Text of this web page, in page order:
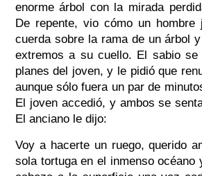
enorme árbol con la mirada
De repente, vio cómo un hombre
cuerda sobre la rama de un árbol
extremos a su cuello. El sabio se
planes del joven, y le pidió que
aunque sólo fuera un par de
El joven accedió, y ambos se
El anciano le dijo:
Voy a hacerte un ruego, querido
sola tortuga en el inmenso océano